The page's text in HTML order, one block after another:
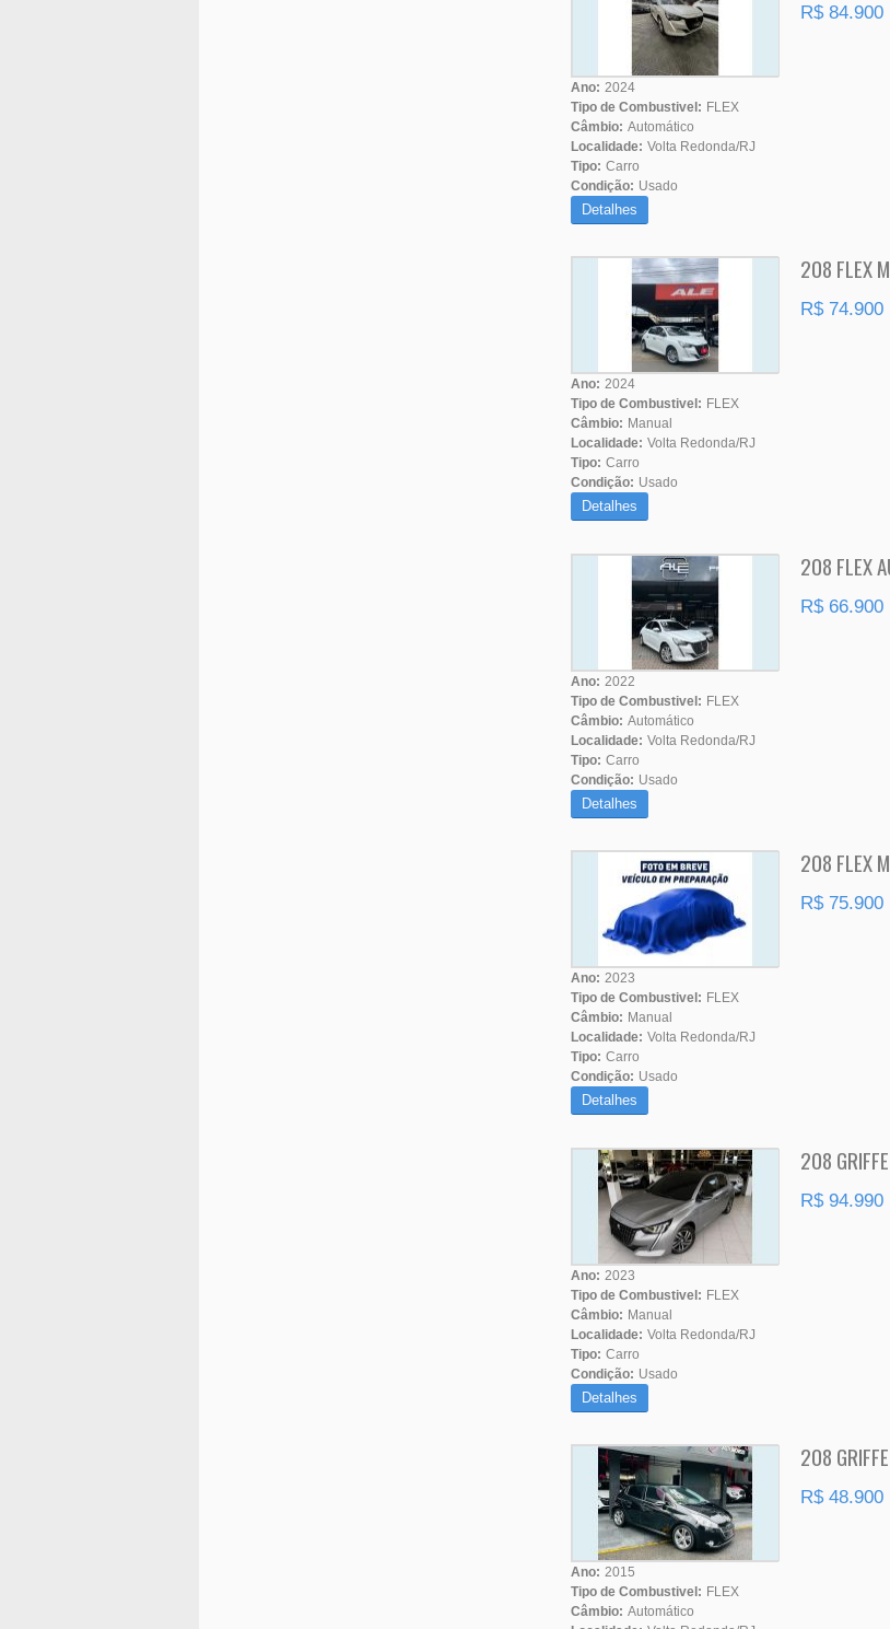
R$ 84.900
Ano: 2024
Tipo de Combustivel: FLEX
Câmbio: Automático
Localidade: Volta Redonda/RJ
Tipo: Carro
Condição: Usado
Detalhes
208 FLEX
R$ 74.900
Ano: 2024
Tipo de Combustivel: FLEX
Câmbio: Manual
Localidade: Volta Redonda/RJ
Tipo: Carro
Condição: Usado
Detalhes
208 FLEX
R$ 66.900
Ano: 2022
Tipo de Combustivel: FLEX
Câmbio: Automático
Localidade: Volta Redonda/RJ
Tipo: Carro
Condição: Usado
Detalhes
208 FLEX
R$ 75.900
Ano: 2023
Tipo de Combustivel: FLEX
Câmbio: Manual
Localidade: Volta Redonda/RJ
Tipo: Carro
Condição: Usado
Detalhes
208
R$ 94.990
Ano: 2023
Tipo de Combustivel: FLEX
Câmbio: Manual
Localidade: Volta Redonda/RJ
Tipo: Carro
Condição: Usado
Detalhes
208
R$ 48.900
Ano: 2015
Tipo de Combustivel: FLEX
Câmbio: Automático